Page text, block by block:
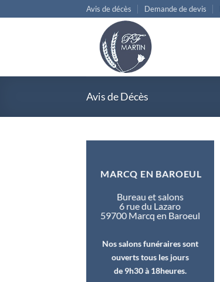
au
Avis de décès Demande de devis
Avis de Décès
MARCQ EN BAROEUL
Bureau et salons
6 rue du Lazaro
59700 Marcq en Baroeul
Nos salons funéraires sont
ouverts tous les jours
de 9h30 à 18heures.